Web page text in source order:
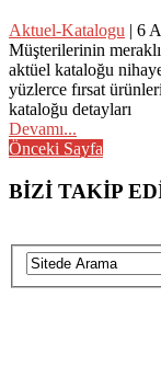
Aktuel-Katalogu | 6
Müşterilerinin
aktüel kataloğu
yüzlerce fırsat
kataloğu detayları
Devamı...
Posts
navigation
Önceki Sayfa
BİZİ TAKİP